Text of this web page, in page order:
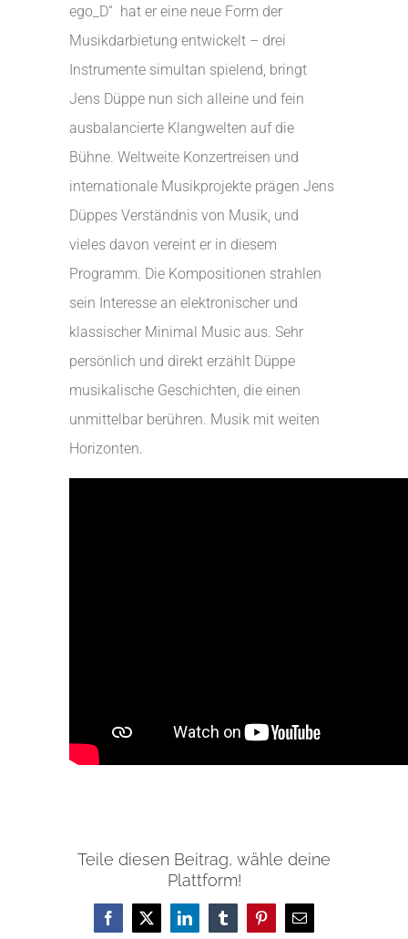
ego_D“ hat er eine neue Form der
Musikdarbietung entwickelt – drei
Instrumente simultan spielend, bringt
Jens Düppe nun sich alleine und fein
ausbalancierte Klangwelten auf die
Bühne. Weltweite Konzertreisen und
internationale Musikprojekte prägen Jens
Düppes Verständnis von Musik, und
vieles davon vereint er in diesem
Programm. Die Kompositionen strahlen
sein Interesse an elektronischer und
klassischer Minimal Music aus. Sehr
persönlich und direkt erzählt Düppe
musikalische Geschichten, die einen
unmittelbar berühren. Musik mit weiten
Horizonten.
Teile diesen Beitrag, wähle deine
Plattform!
Facebook
X LinkedInTumblrPinterest
E-